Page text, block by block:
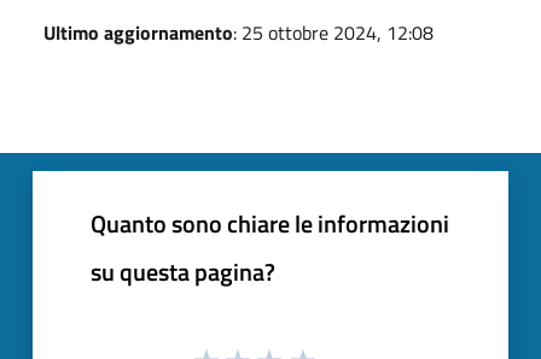
Ultimo aggiornamento: 25 ottobre 2024, 12:08
Quanto sono chiare le informazioni
su questa pagina?